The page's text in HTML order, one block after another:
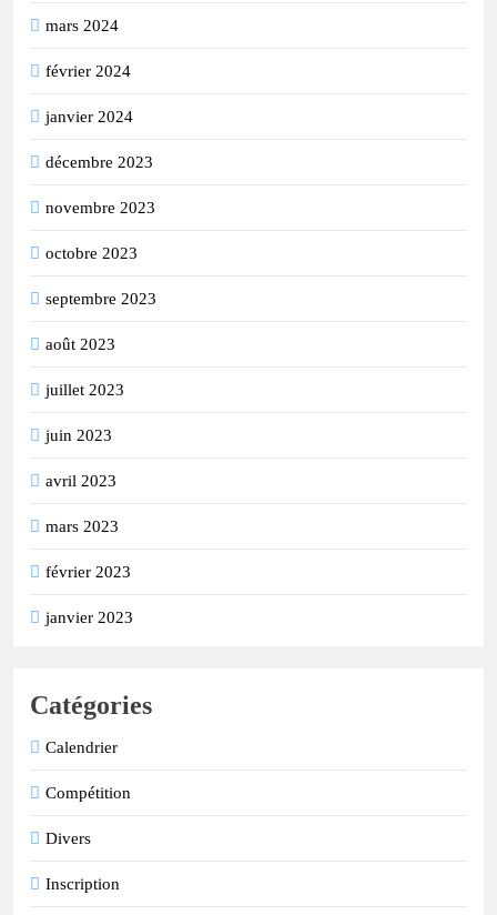
mars 2024
février 2024
janvier 2024
décembre 2023
novembre 2023
octobre 2023
septembre 2023
août 2023
juillet 2023
juin 2023
avril 2023
mars 2023
février 2023
janvier 2023
Catégories
Calendrier
Compétition
Divers
Inscription